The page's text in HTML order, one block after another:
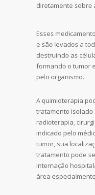
diretamente sobre
Esses
e são levados a
destruindo as
formando o tumor
pelo organismo.
A quimioterapia
tratamento isolado
radioterapia,
indicado pelo
tumor, sua
tratamento pode
internação
área